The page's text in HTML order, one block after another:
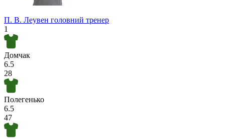
П. В. Леувен головний тренер
1
Домчак
6.5
28
Полегенько
6.5
47